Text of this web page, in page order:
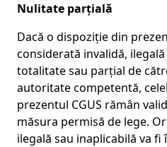
Nulitate parțială
Dacă o dispoziție din
considerată invalidă,
totalitate sau parțial de
autoritate competentă,
prezentul CGUS rămân
măsura permisă de lege.
ilegală sau inaplicabilă va